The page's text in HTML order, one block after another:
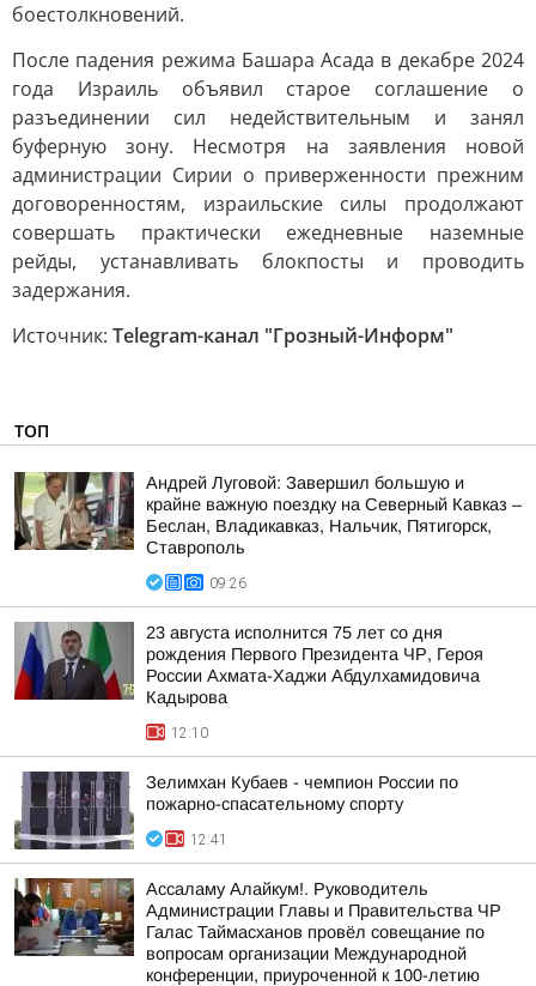
боестолкновений.
После падения режима Башара Асада в декабре 2024
года Израиль объявил старое соглашение о
разъединении сил недействительным и занял
буферную зону. Несмотря на заявления новой
администрации Сирии о приверженности прежним
договоренностям, израильские силы продолжают
совершать практически ежедневные наземные
рейды, устанавливать блокпосты и проводить
задержания.
Источник: Telegram-канал "Грозный-Информ"
ТОП
Андрей Луговой: Завершил большую и
крайне важную поездку на Северный Кавказ –
Беслан, Владикавказ, Нальчик, Пятигорск,
Ставрополь
09:26
23 августа исполнится 75 лет со дня
рождения Первого Президента ЧР, Героя
России Ахмата-Хаджи Абдулхамидовича
Кадырова
12:10
Зелимхан Кубаев - чемпион России по
пожарно-спасательному спорту
12:41
Ассаламу Алайкум!. Руководитель
Администрации Главы и Правительства ЧР
Галас Таймасханов провёл совещание по
вопросам организации Международной
конференции, приуроченной к 100-летию